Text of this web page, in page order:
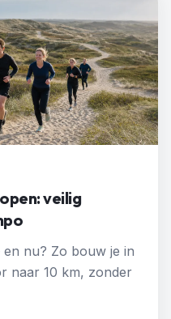
veilig
nu? Zo bouw je in
naar 10 km, zonder